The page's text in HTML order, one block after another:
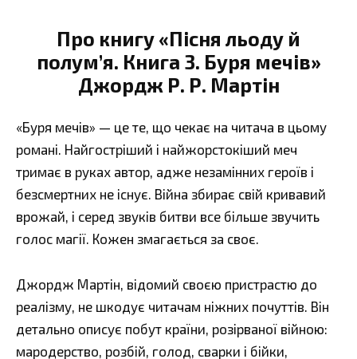
Про книгу «Пісня льоду й
полум’я. Книга 3. Буря мечів»
Джордж Р. Р. Мартін
«Буря мечів» — це те, що чекає на читача в цьому
романі. Найгостріший і найжорстокіший меч
тримає в руках автор, адже незамінних героїв і
безсмертних не існує. Війна збирає свій кривавий
врожай, і серед звуків битви все більше звучить
голос магії. Кожен змагається за своє.
Джордж Мартін, відомий своєю пристрастю до
реалізму, не шкодує читачам ніжних почуттів. Він
детально описує побут країни, розірваної війною:
мародерство, розбій, голод, сварки і бійки,